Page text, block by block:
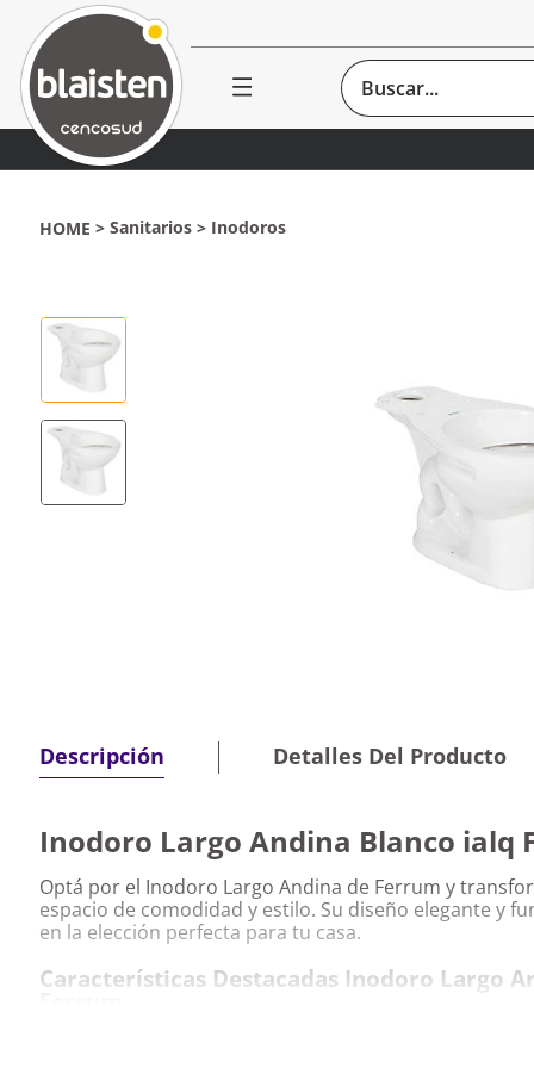
Buscar...
Sanitarios Inodoros
Descripción Detalles Del Producto
Inodoro Largo Andina Blanco ialq
Optá por el Inodoro Largo Andina de Ferrum y
espacio de comodidad y estilo. Su diseño elegante y
en la elección perfecta para tu casa.
Características Destacadas Inodoro Largo